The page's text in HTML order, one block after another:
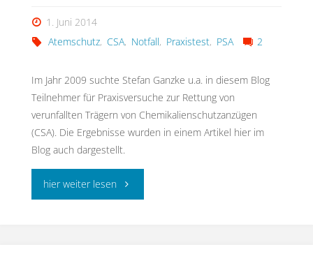
1. Juni 2014
Atemschutz, CSA, Notfall, Praxistest, PSA 2
Im Jahr 2009 suchte Stefan Ganzke u.a. in diesem Blog
Teilnehmer für Praxisversuche zur Rettung von
verunfallten Trägern von Chemikalienschutzanzügen
(CSA). Die Ergebnisse wurden in einem Artikel hier im
Blog auch dargestellt.
hier weiter lesen"CSA-